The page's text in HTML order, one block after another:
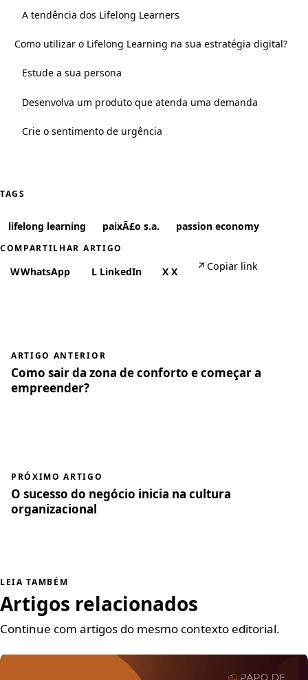
A tendência dos Lifelong Learners
Como utilizar o Lifelong Learning na sua estratégia digital?
Estude a sua persona
Desenvolva um produto que atenda uma demanda
Crie o sentimento de urgência
TAGS
lifelong learning paixÃ£o s.a. passion economy
COMPARTILHAR ARTIGO
WWhatsApp L LinkedIn X X ↗ Copiar link
ARTIGO ANTERIOR
Como sair da zona de conforto e começar a
empreender?
PRÓXIMO ARTIGO
O sucesso do negócio inicia na cultura
organizacional
LEIA TAMBÉM
Artigos relacionados
Continue com artigos do mesmo contexto editorial.